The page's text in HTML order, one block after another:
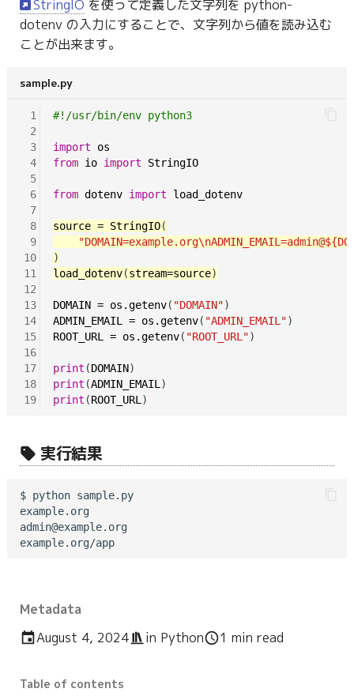
Metadata
August 4, 2024
in Python 1 min read
Table of contents
StringIO を使って定義した文字列を python-
dotenv の入力にすることで、文字列から値を読み込む
ことが出来ます。
sample.py
1
2
3
4
5
6
7
8
9
10
11
12
13
14
15
16
17
18
19
#!/usr/bin/env python3
import
os
from io import StringIO
from dotenv import load_dotenv
source = StringIO
load_dotenv(stream=source
DOMAIN = os.getenv( "DOMAIN"
ADMIN_EMAIL
= os.getenv( "ADMIN_EMAIL"
ROOT_URL
= os.getenv( "ROOT_URL")
print (DOMAIN
print (ADMIN_EMAIL
print (ROOT_URL
実行結果
$ python sample.py
example.org
admin@example.org
example.org/app